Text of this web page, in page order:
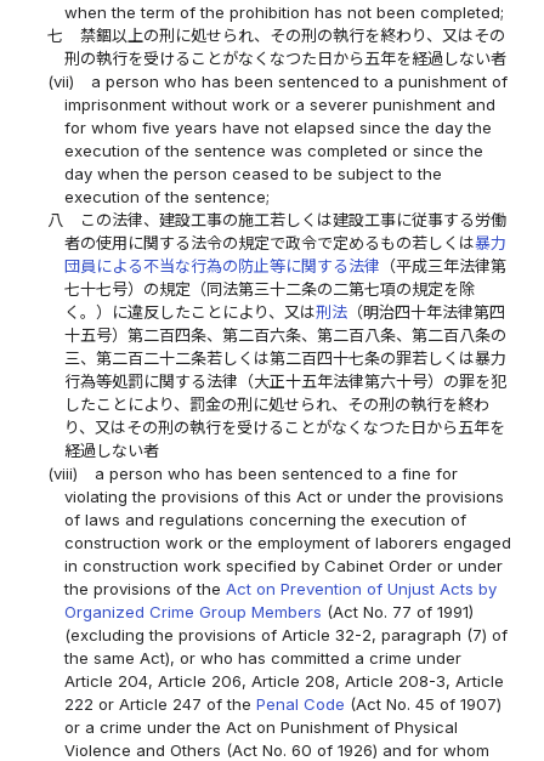
when the term of the prohibition has not been completed;
七
禁錮以上の刑に処せられ、その刑の執行を終わり、又はその
刑の執行を受けることがなくなつた日から五年を経過しない者
(vii)
a person who has been sentenced to a punishment of
imprisonment without work or a severer punishment and
for whom five years have not elapsed since the day the
execution of the sentence was completed or since the
day when the person ceased to be subject to the
execution of the sentence;
八
この法律、建設工事の施工若しくは建設工事に従事する労働
者の使用に関する法令の規定で政令で定めるもの若しくは暴力
団員による不当な行為の防止等に関する法律 （平成三年法律第
七十七号）の規定（同法第三十二条の二第七項の規定を除
く。）に違反したことにより、又は刑法（明治四十年法律第四
十五号）第二百四条、第二百六条、第二百八条、第二百八条の
三、第二百二十二条若しくは第二百四十七条の罪若しくは暴力
行為等処罰に関する法律（大正十五年法律第六十号）の罪を犯
したことにより、罰金の刑に処せられ、その刑の執行を終わ
り、又はその刑の執行を受けることがなくなつた日から五年を
経過しない者
(viii)
a person who has been sentenced to a fine for
violating the provisions of this Act or under the provisions
of laws and regulations concerning the execution of
construction work or the employment of laborers engaged
in construction work specified by Cabinet Order or under
the provisions of the Act on Prevention of Unjust Acts by
Organized Crime Group Members (Act No. 77 of 1991)
(excluding the provisions of Article 32-2, paragraph (7) of
the same Act), or who has committed a crime under
Article 204, Article 206, Article 208, Article 208-3, Article
222 or Article 247 of the Penal Code (Act No. 45 of 1907)
or a crime under the Act on Punishment of Physical
Violence and Others (Act No. 60 of 1926) and for whom